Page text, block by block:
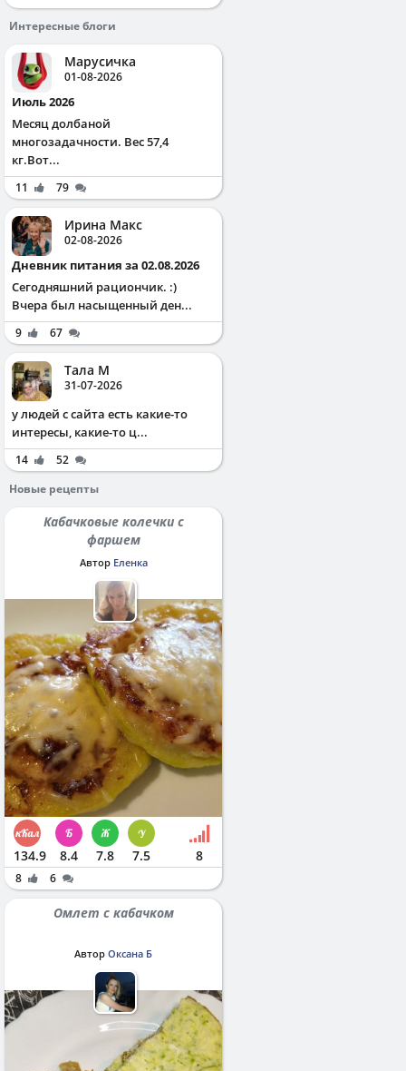
Интересные блоги
Марусичка
01-08-2026
Июль 2026
Месяц долбаной
многозадачности. Вес 57,4
кг.Вот...
11 79
Ирина Макс
02-08-2026
Дневник питания за 02.08.2026
Сегодняшний рациончик. :)
Вчера был насыщенный ден...
9 67
Тала М
31-07-2026
у людей с сайта есть какие-то
интересы, какие-то ц...
14
52
Новые рецепты
Кабачковые колечки с
фаршем
Автор Еленка
134.9 8.4 7.8 7.5 8
8 6
Омлет с кабачком
Автор Оксана Б